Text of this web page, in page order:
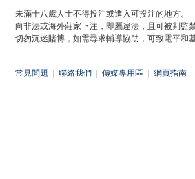
未滿十八歲人士不得投注或進入可投注的地方。
向非法或海外莊家下注，即屬違法，且可被判監禁
切勿沉迷賭博，如需尋求輔導協助，可致電平和
常見問題 聯絡我們 傳媒專用區 網頁指南